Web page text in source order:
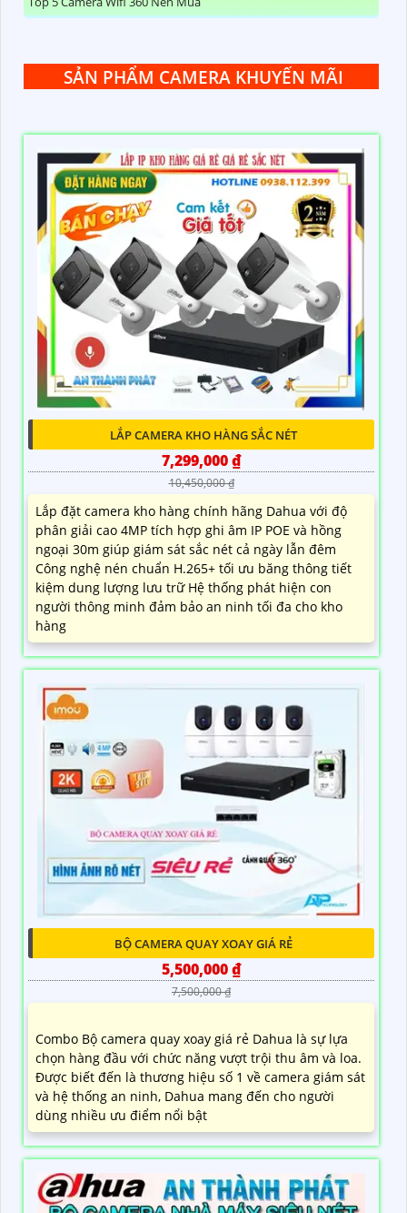
SẢN PHẨM CAMERA KHUYẾN MÃI
LẮP CAMERA KHO HÀNG SẮC NÉT
7,299,000 ₫
10,450,000 ₫
Lắp đặt camera kho hàng chính hãng Dahua với độ
phân giải cao 4MP tích hợp ghi âm IP POE và hồng
ngoại 30m giúp giám sát sắc nét cả ngày lẫn đêm
Công nghệ nén chuẩn H.265+ tối ưu băng thông tiết
kiệm dung lượng lưu trữ Hệ thống phát hiện con
người thông minh đảm bảo an ninh tối đa cho kho
hàng
BỘ CAMERA QUAY XOAY GIÁ RẺ
5,500,000 ₫
7,500,000 ₫
Combo Bộ camera quay xoay giá rẻ Dahua là sự lựa
chọn hàng đầu với chức năng vượt trội thu âm và loa.
Được biết đến là thương hiệu số 1 về camera giám sát
và hệ thống an ninh, Dahua mang đến cho người
dùng nhiều ưu điểm nổi bật